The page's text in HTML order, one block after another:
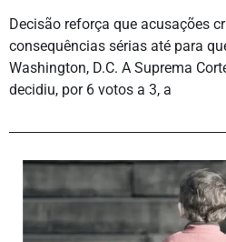
Decisão reforça que acusações
consequências sérias até para
Washington, D.C. A Suprema
decidiu, por 6 votos a 3, a